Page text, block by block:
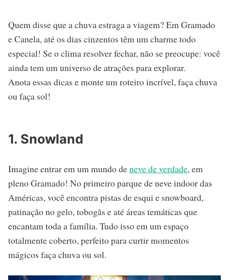
Quem disse que a chuva estraga a viagem? Em Gramado
e Canela, até os dias cinzentos têm um charme todo
especial! Se o clima resolver fechar, não se preocupe: você
ainda tem um universo de atrações para explorar.
Anota essas dicas e monte um roteiro incrível, faça chuva
ou faça sol!
1. Snowland
Imagine entrar em um mundo deneve de verdade, em
pleno Gramado! No primeiro parque de neve indoor das
Américas, você encontra pistas de esqui e snowboard,
patinação no gelo, tobogãs e até áreas temáticas que
encantam toda a família. Tudo isso em um espaço
totalmente coberto, perfeito para curtir momentos
mágicos faça chuva ou sol.